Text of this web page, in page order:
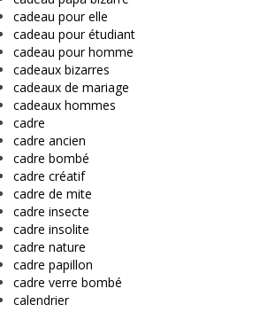
cadeau pour elle
cadeau pour étudiant
cadeau pour homme
cadeaux bizarres
cadeaux de mariage
cadeaux hommes
cadre
cadre ancien
cadre bombé
cadre créatif
cadre de mite
cadre insecte
cadre insolite
cadre nature
cadre papillon
cadre verre bombé
calendrier